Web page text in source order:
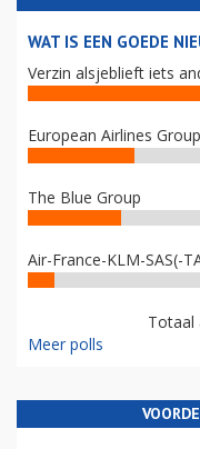
WAT IS EEN GOEDE
Verzin alsjeblieft iets
European Airlines
The Blue Group
Air-France-KLM-SAS(-
Totaal
Meer polls